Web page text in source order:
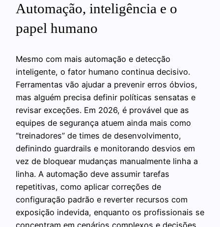
Automação, inteligência e o
papel humano
Mesmo com mais automação e detecção
inteligente, o fator humano continua decisivo.
Ferramentas vão ajudar a prevenir erros óbvios,
mas alguém precisa definir políticas sensatas e
revisar exceções. Em 2026, é provável que as
equipes de segurança atuem ainda mais como
“treinadores” de times de desenvolvimento,
definindo guardrails e monitorando desvios em
vez de bloquear mudanças manualmente linha a
linha. A automação deve assumir tarefas
repetitivas, como aplicar correções de
configuração padrão e reverter recursos com
exposição indevida, enquanto os profissionais se
concentram em cenários complexos e decisões